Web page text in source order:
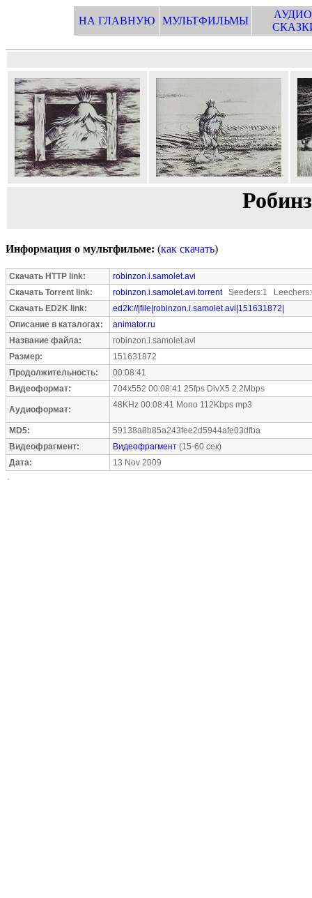
НА ГЛАВНУЮ МУЛЬТФИЛЬМЫ
Информация о мультфильме: (как скачать)
Скачать HTTP link:
robinzon.i.samolet.avi
Скачать Torrent link:
robinzon.i.samolet.avi.torrentSeeders:1
Скачать ED2K link:
ed2k://|file|robinzon.i.samolet.avi|151631872|
Описание в каталогах:
animator.ru
Название файла:
robinzon.i.samolet.avi
Размер:
151631872
Продолжительность:
00:08:41
Видеоформат:
704x552 00:08:41 25fps DivX5 2.2Mbps
Аудиоформат: 48KHz 00:08:41 Mono 112Kbps mp3
MD5:
59138a8b85a243fee2d5944afe03dfba
Видеофрагмент:
Видеофрагмент (15-60 сек)
Дата:
13 Nov 2009